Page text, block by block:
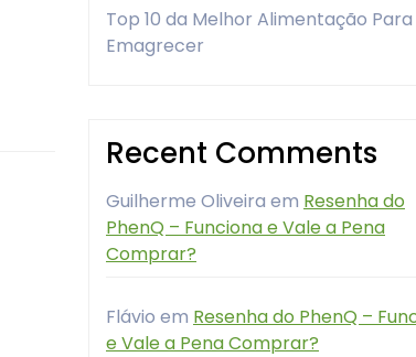
Top 10 da Melhor Alimentação Para
Emagrecer
Recent Comments
Guilherme Oliveira em Resenha do
PhenQ – Funciona e Vale a Pena
Comprar?
Flávio em Resenha do PhenQ –
e Vale a Pena Comprar?